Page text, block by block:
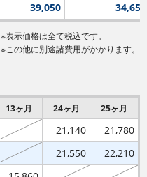
39,050 34,650
※表示価格は全て税込です。
※この他に別途諸費用がかかります。
13ヶ月 24ヶ月
25ヶ月
21,140 21,780
21,550 22,210